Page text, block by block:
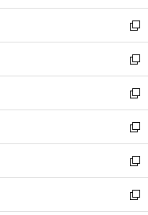
開
く
ウ
で
開
く
ン
ド
ウ
で
開
く
ウ
ィ
ン
ド
ウ
で
開
く
新
し
い
ウ
ィ
ン
ド
ウ
で
開
く
新
し
い
ウ
ィ
ン
ド
ウ
で
開
新
し
い
ウ
ィ
ン
ド
ウ
新
し
い
ウ
ィ
新
し
い
新